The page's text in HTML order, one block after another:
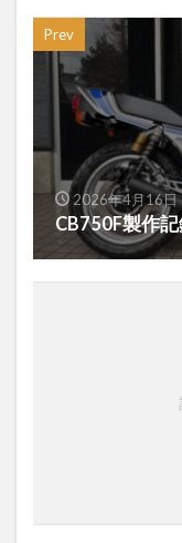
Prev
2026年4月16日
CB750F製作